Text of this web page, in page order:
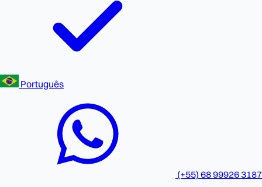
Português
(+55) 68 99926 3187